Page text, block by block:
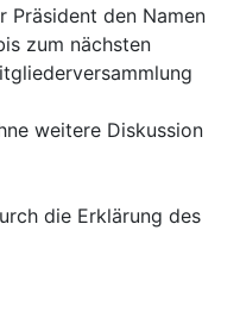
Präsident den Namen
zum nächsten
weitere Diskussion
die Erklärung des